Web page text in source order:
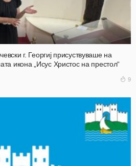
г. Георгиј присуствуваше на
икона „Исус Христос на престол“
9